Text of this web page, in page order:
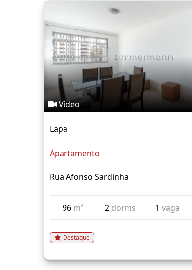
Vídeo
Lapa
Apartamento
Rua Afonso Sardinha
96 m² 2 dorms 1 vaga
Destaque